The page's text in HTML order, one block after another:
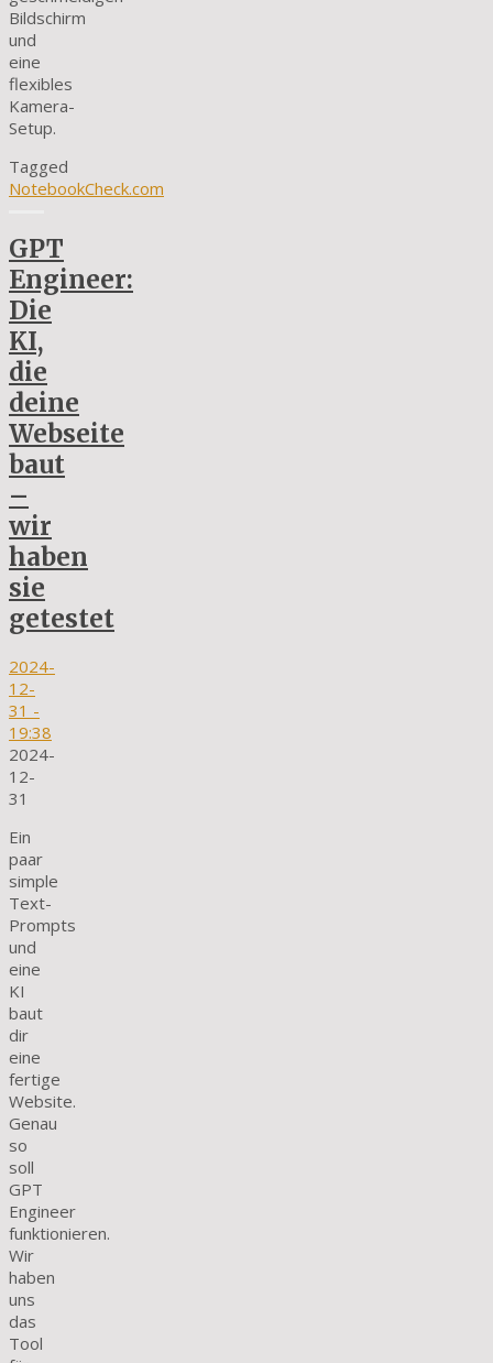
Bildschirm
und
eine
flexibles
Kamera-
Setup.
Tagged
NotebookCheck.com
GPT
Engineer:
Die
KI,
die
deine
Webseite
baut
–
wir
haben
sie
getestet
2024-
12-
31 -
19:38
2024-
12-
31
Ein
paar
simple
Text-
Prompts
und
eine
KI
baut
dir
eine
fertige
Website.
Genau
so
soll
GPT
Engineer
funktionieren.
Wir
haben
uns
das
Tool